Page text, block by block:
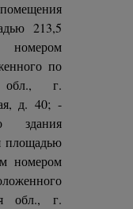
213,5
по
обл., г.
д. 40; -
здания
площадью
номером
обл., г.